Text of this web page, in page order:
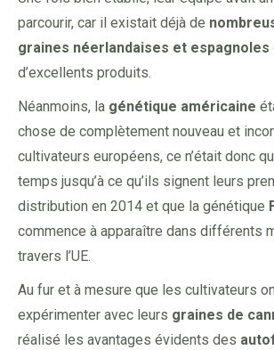
parcourir, car il existait déjà de
graines néerlandaises et espagnoles
d’excellents produits.
Néanmoins, la génétique américaine
chose de complètement nouveau et
cultivateurs européens, ce n’était donc
temps jusqu’à ce qu’ils signent leurs
distribution en 2014 et que la génétique
commence à apparaître dans différents
travers l’UE.
Au fur et à mesure que les cultivateurs
expérimenter avec leurs graines de
réalisé les avantages évidents des